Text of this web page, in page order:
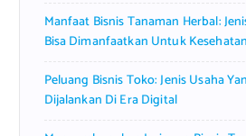
Manfaat Bisnis Tanaman Herbal:
Bisa Dimanfaatkan Untuk
Peluang Bisnis Toko: Jenis Usaha
Dijalankan Di Era Digital